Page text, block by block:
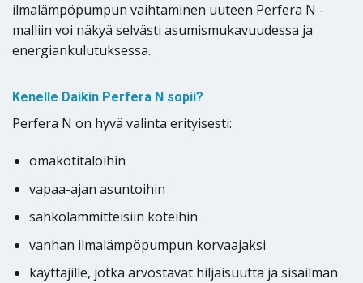
ilmalämpöpumpun vaihtaminen uuteen Perfera N -
malliin voi näkyä selvästi asumismukavuudessa ja
energiankulutuksessa.
Kenelle Daikin Perfera N sopii?
Perfera N on hyvä valinta erityisesti:
omakotitaloihin
vapaa-ajan asuntoihin
sähkölämmitteisiin koteihin
vanhan ilmalämpöpumpun korvaajaksi
käyttäjille, jotka arvostavat hiljaisuutta ja sisäilman